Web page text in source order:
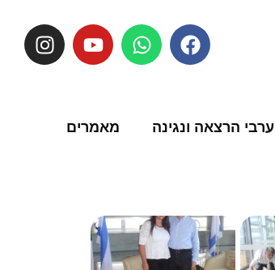
ערבי הרצאה ונגינה מאמרים